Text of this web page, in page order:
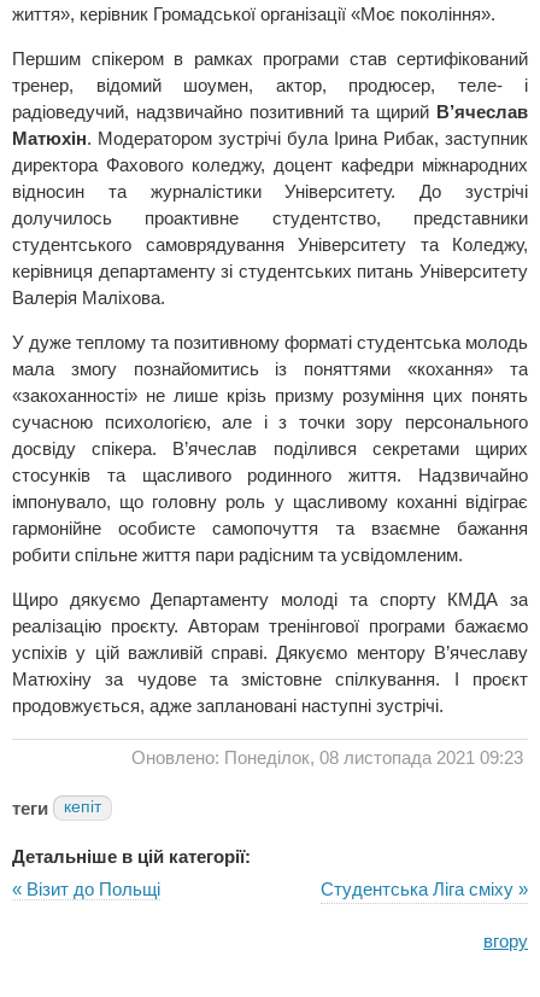
життя», керівник Громадської організації «Моє покоління».
Першим спікером в рамках програми став сертифікований
тренер, відомий шоумен, актор, продюсер, теле- і
радіоведучий, надзвичайно позитивний та щирий В’ячеслав
Матюхін. Модератором зустрічі була Ірина Рибак, заступник
директора Фахового коледжу, доцент кафедри міжнародних
відносин та журналістики Університету. До зустрічі
долучилось проактивне студентство, представники
студентського самоврядування Університету та Коледжу,
керівниця департаменту зі студентських питань Університету
Валерія Маліхова.
У дуже теплому та позитивному форматі студентська молодь
мала змогу познайомитись із поняттями «кохання» та
«закоханності» не лише крізь призму розуміння цих понять
сучасною психологією, але і з точки зору персонального
досвіду спікера. В’ячеслав поділився секретами щирих
стосунків та щасливого родинного життя. Надзвичайно
імпонувало, що головну роль у щасливому коханні відіграє
гармонійне особисте самопочуття та взаємне бажання
робити спільне життя пари радісним та усвідомленим.
Щиро дякуємо Департаменту молоді та спорту КМДА за
реалізацію проєкту. Авторам тренінгової програми бажаємо
успіхів у цій важливій справі. Дякуємо ментору В’ячеславу
Матюхіну за чудове та змістовне спілкування. І проєкт
продовжується, адже заплановані наступні зустрічі.
Оновлено: Понеділок, 08 листопада 2021 09:23
теги кепіт
Детальніше в цій категорії:
« Візит до Польщі
Студентська Ліга сміху »
вгору